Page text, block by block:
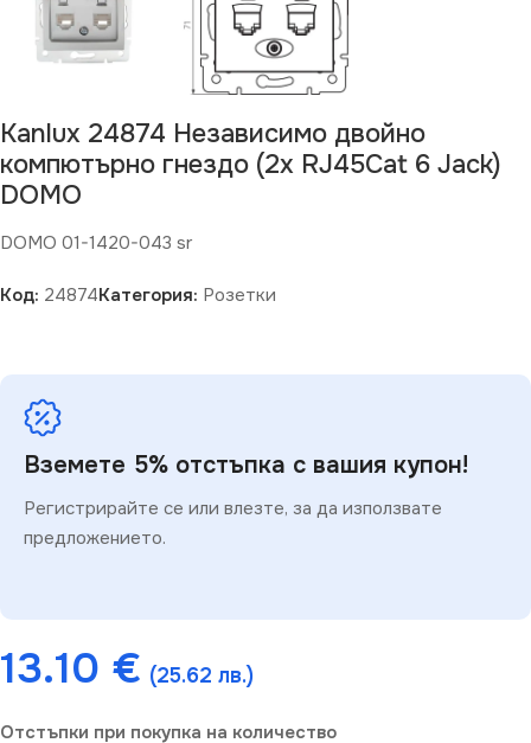
Kanlux 24874 Независимо двойно
компютърно гнездо (2x RJ45Cat 6 Jack)
DOMO
DOMO 01-1420-043 sr
Код: 24874Категория: Розетки
Вземете 5% отстъпка с вашия купон!
Регистрирайте се или влезте, за да използвате
предложението.
13.10 € (25.62 лв.)
Отстъпки при покупка на количество